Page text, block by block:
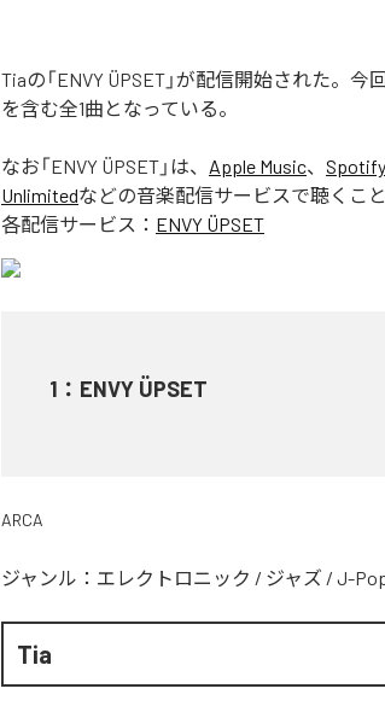
Tiaの「ENVY ÜPSET」が配信開始された。今
を含む全1曲となっている。
なお「ENVY ÜPSET 」は、 Apple Music、 Spotify
Unlimitedなどの音楽配信サービスで聴くこと
各配信サービス： ENVY ÜPSET
1 ： ENVY ÜPSET
ARCA
ジャンル： エレクトロニック / ジャズ / J-
Tia